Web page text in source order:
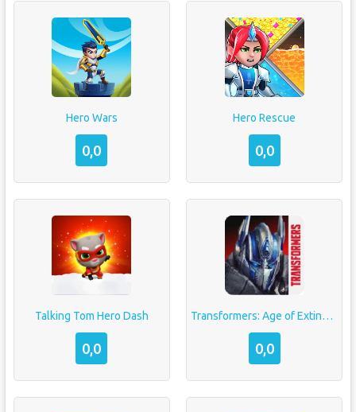
Hero Wars
0,0
Hero Rescue
0,0
Talking Tom Hero Dash
0,0
Transformers: Age of Extinction
0,0